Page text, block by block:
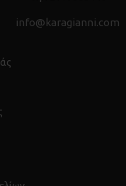
info@karagianni.com